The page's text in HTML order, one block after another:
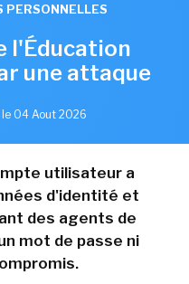
PERSONNELLES
l'Éducation
une attaque
le 04 Aout 2026
utilisateur a
d'identité et
des agents de
mot de passe ni